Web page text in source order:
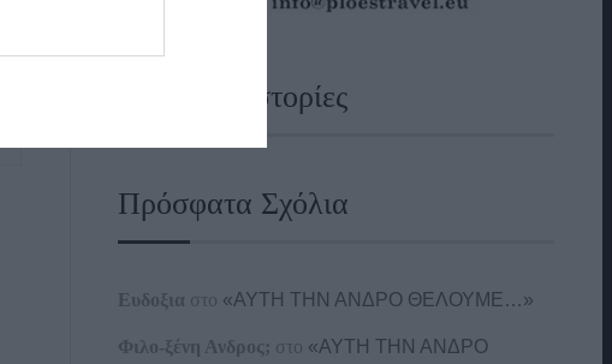
Ναυτικές Ιστορίες
Πρόσφατα Σχόλια
Ευδοξια στο «ΑΥΤΗ ΤΗΝ ΑΝΔΡΟ ΘΕΛΟΥΜΕ…»
Φιλο-ξένη Ανδρος; στο «ΑΥΤΗ ΤΗΝ ΑΝΔΡΟ